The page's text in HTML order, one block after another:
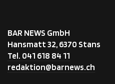
BAR NEWS GmbH
Hansmatt 32, 6370 Stans
Tel. 041 618 84 11
redaktion@barnews.ch